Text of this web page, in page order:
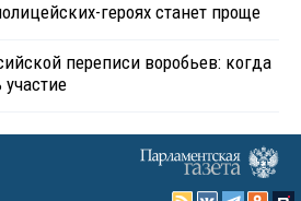
героях станет проще
переписи воробьев: когда